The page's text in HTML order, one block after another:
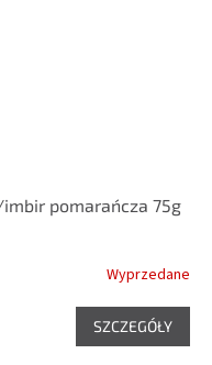
pomarańcza 75g
Wyprzedane
SZCZEGÓŁY